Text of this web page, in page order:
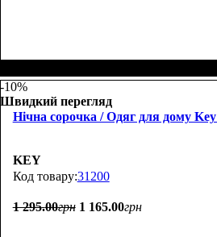
-10%
Швидкий перегляд
Нічна сорочка / Одяг для дому
KEY
31200
1 295.00грн 1 165.00грн